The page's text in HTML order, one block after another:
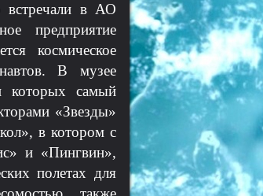
встречали в АО
предприятие
космическое
В музее
которых самый
«Звезды»
в котором с
и «Пингвин»,
полетах для